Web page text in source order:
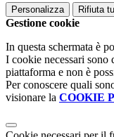
Personalizza Rifiuta
Gestione cookie
In questa schermata è
I cookie necessari
piattaforma e non è
Per conoscere quali
visionare la COOKIE